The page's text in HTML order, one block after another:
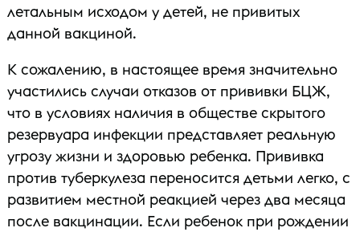
летальным исходом у детей, не привитых
данной вакциной.
К сожалению, в настоящее время значительно
участились случаи отказов от прививки БЦЖ,
что в условиях наличия в обществе скрытого
резервуара инфекции представляет реальную
угрозу жизни и здоровью ребенка. Прививка
против туберкулеза переносится детьми легко, с
развитием местной реакцией через два месяца
после вакцинации. Если ребенок при рождении